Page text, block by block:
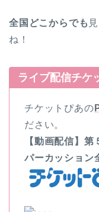
全国どこからでも
ね！
ライブ配信チケ
チケットぴあの
ださい。
【動画配信】
パーカッション